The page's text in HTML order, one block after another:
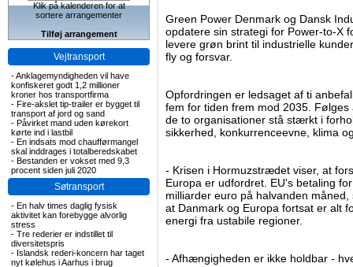
Klik på kalenderen for at
sortere arrangementer
Tilføj arrangement
Vejtransport
-Anklagemyndigheden vil have
konfiskeret godt 1,2 millioner
kroner hos transportfirma
- Fire-akslet tip-trailer er bygget til
transport af jord og sand
- Påvirket mand uden kørekort
kørte ind i lastbil
- En indsats mod chaufførmangel
skal inddrages i totalberedskabet
- Bestanden er vokset med 9,3
procent siden juli 2020
Søtransport
- En halv times daglig fysisk
aktivitet kan forebygge alvorlig
stress
- Tre rederier er indstillet til
diversitetspris
- Islandsk rederi-koncern har taget
nyt kølehus i Aarhus i brug
Green Power Denmark og Dansk
opdatere sin strategi for Power-to-X
levere grøn brint til industrielle
fly og forsvar.
Opfordringen er ledsaget af ti
fem for tiden frem mod 2035.
de to organisationer stå stærkt i
sikkerhed, konkurrenceevne, klima
- Krisen i Hormuzstrædet viser, at
Europa er udfordret. EU's betaling
milliarder euro på halvanden
at Danmark og Europa fortsat er alt
energi fra ustabile regioner.
- Afhængigheden er ikke holdbar -